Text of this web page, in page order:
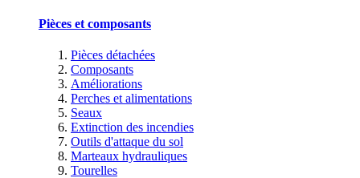
Pièces et composants
Pièces détachées
Composants
Améliorations
Perches et alimentations
Seaux
Extinction des incendies
Outils d'attaque du sol
Marteaux hydrauliques
Tourelles